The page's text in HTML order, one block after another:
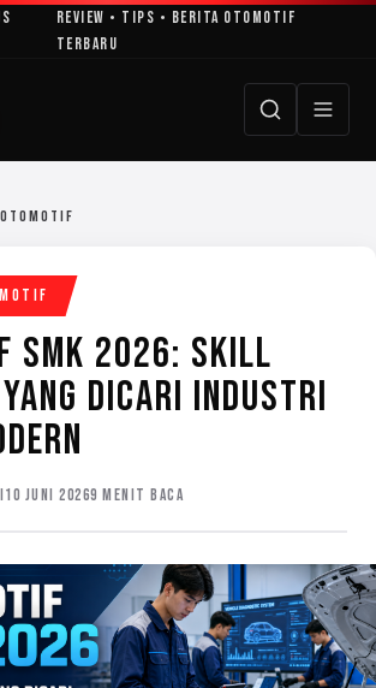
Review • Tips • Berita Otomotif
Terbaru
SMK 2026: SKILL
DICARI INDUSTRI
10 JUNI 20269 MENIT BACA